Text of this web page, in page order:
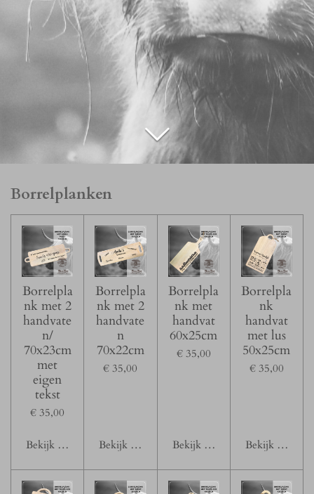
Borrelplanken
Borrelpla
nk met 2
handvate
n/
70x23cm
met
eigen
tekst
€ 35,00
Bekijk details
Borrelpla
nk met 2
handvate
n
70x22cm
€ 35,00
Bekijk details
Borrelpla
nk met
handvat
60x25cm
€ 35,00
Bekijk details
Borrelpla
nk
handvat
met lus
50x25cm
€ 35,00
Bekijk details